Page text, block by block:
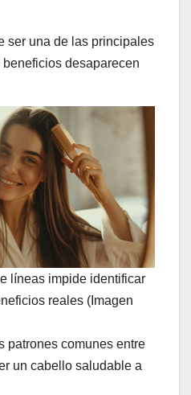
ser una de las principales
desaparecen
líneas impide identificar
reales (Imagen
patrones comunes entre
un cabello saludable a